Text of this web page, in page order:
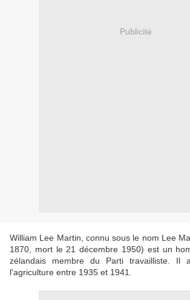
Publicité
William Lee Martin, connu sous le nom Lee
1870, mort le 21 décembre 1950) est un
zélandais membre du Parti travailliste. Il
l'agriculture entre 1935 et 1941.